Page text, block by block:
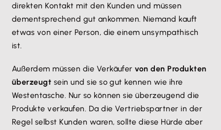
direkten Kontakt mit den Kunden und müssen
dementsprechend gut ankommen. Niemand kauft
etwas von einer Person, die einem unsympathisch
ist.
Außerdem müssen die Verkäufervon den Produkten
überzeugt sein und sie so gut kennen wie ihre
Westentasche. Nur so können sie überzeugend die
Produkte verkaufen. Da die Vertriebspartner in der
Regel selbst Kunden waren, sollte diese Hürde aber